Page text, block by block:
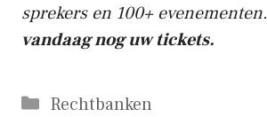
sprekers en 100+ evenementen.
vandaag nog uw tickets.
Categorieën
Rechtbanken